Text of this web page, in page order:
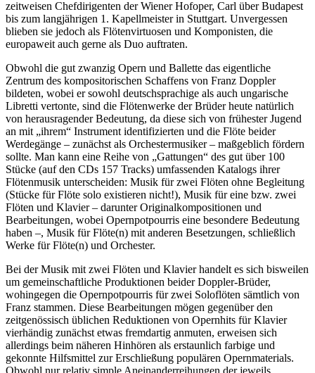
zeitweisen Chefdirigenten der Wiener Hofoper, Carl über Budapest
bis zum langjährigen 1. Kapellmeister in Stuttgart. Unvergessen
blieben sie jedoch als Flötenvirtuosen und Komponisten, die
europaweit auch gerne als Duo auftraten.
Obwohl die gut zwanzig Opern und Ballette das eigentliche
Zentrum des kompositorischen Schaffens von Franz Doppler
bildeten, wobei er sowohl deutschsprachige als auch ungarische
Libretti vertonte, sind die Flötenwerke der Brüder heute natürlich
von herausragender Bedeutung, da diese sich von frühester Jugend
an mit „ihrem“ Instrument identifizierten und die Flöte beider
Werdegänge – zunächst als Orchestermusiker – maßgeblich fördern
sollte. Man kann eine Reihe von „Gattungen“ des gut über 100
Stücke (auf den CDs 157 Tracks) umfassenden Katalogs ihrer
Flötenmusik unterscheiden: Musik für zwei Flöten ohne Begleitung
(Stücke für Flöte solo existieren nicht!), Musik für eine bzw. zwei
Flöten und Klavier – darunter Originalkompositionen und
Bearbeitungen, wobei Opernpotpourris eine besondere Bedeutung
haben –, Musik für Flöte(n) mit anderen Besetzungen, schließlich
Werke für Flöte(n) und Orchester.
Bei der Musik mit zwei Flöten und Klavier handelt es sich bisweilen
um gemeinschaftliche Produktionen beider Doppler-Brüder,
wohingegen die Opernpotpourris für zwei Soloflöten sämtlich von
Franz stammen. Diese Bearbeitungen mögen gegenüber den
zeitgenössisch üblichen Reduktionen von Opernhits für Klavier
vierhändig zunächst etwas fremdartig anmuten, erweisen sich
allerdings beim näheren Hinhören als erstaunlich farbige und
gekonnte Hilfsmittel zur Erschließung populären Opernmaterials.
Obwohl nur relativ simple Aneinanderreihungen der jeweils